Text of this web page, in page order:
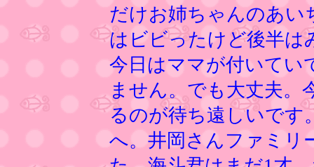
だけお姉ちゃんのあい
はビビったけど後半は
今日はママが付いてい
ません。でも大丈夫。
るのが待ち遠しいです
へ。井岡さんファミリ